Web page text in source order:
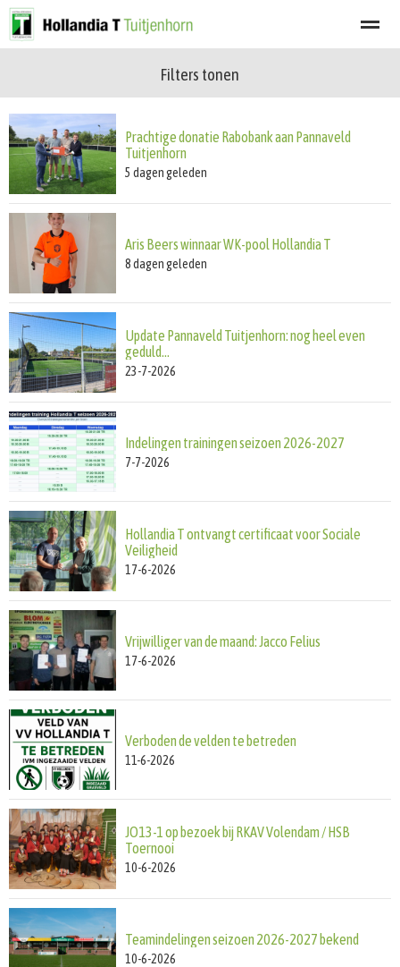
Afgelastingen
Home Zoeken Nieuws Agenda
Filters tonen
Prachtige donatie Rabobank aan Pannaveld
Tuitjenhorn
5 dagen geleden
Aris Beers winnaar WK-pool Hollandia T
8 dagen geleden
Update Pannaveld Tuitjenhorn: nog heel even
geduld…
23-7-2026
Indelingen trainingen seizoen 2026-2027
7-7-2026
Hollandia T ontvangt certificaat voor Sociale
Veiligheid
17-6-2026
Vrijwilliger van de maand: Jacco Felius
17-6-2026
Verboden de velden te betreden
11-6-2026
JO13-1 op bezoek bij RKAV Volendam / HSB
Toernooi
10-6-2026
Teamindelingen seizoen 2026-2027 bekend
10-6-2026